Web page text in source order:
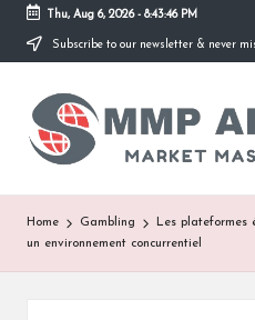
Skip
content
Thu, Aug 6, 2026- 8:43:46 PM
Subscribe to our newsletter & never
M
M
P
A
d
Market
Masterfully
Home Gambling
Les plateformes
un environnement concurrentiel